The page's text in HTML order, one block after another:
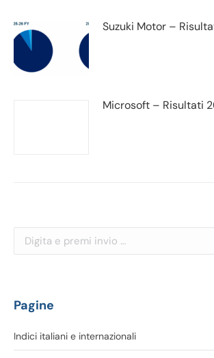
Suzuki Motor –
Microsoft – Risultati
Cerca:
Pagine
Indici italiani e internazionali